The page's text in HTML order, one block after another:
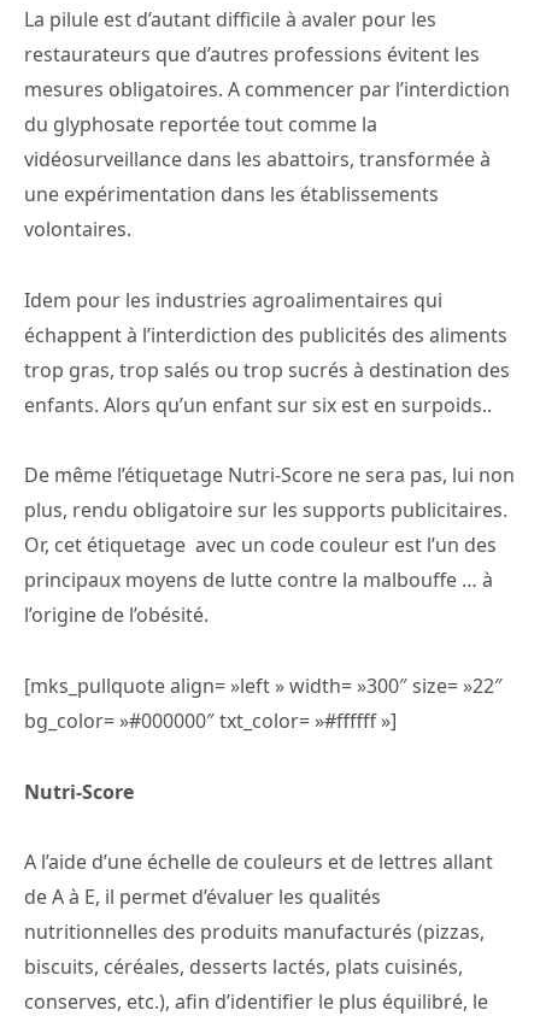
La pilule est d’autant difficile à avaler pour les
restaurateurs que d’autres professions évitent les
mesures obligatoires. A commencer par l’interdiction
du glyphosate reportée tout comme la
vidéosurveillance dans les abattoirs, transformée à
une expérimentation dans les établissements
volontaires.
Idem pour les industries agroalimentaires qui
échappent à l’interdiction des publicités des aliments
trop gras, trop salés ou trop sucrés à destination des
enfants. Alors qu’un enfant sur six est en surpoids..
De même l’étiquetage Nutri-Score ne sera pas, lui non
plus, rendu obligatoire sur les supports publicitaires.
Or, cet étiquetage avec un code couleur est l’un des
principaux moyens de lutte contre la malbouffe … à
l’origine de l’obésité.
[mks_pullquote align= »left » width= »300″ size= »22″
bg_color= »#000000″ txt_color= »#ffffff »]
Nutri-Score
A l’aide d’une échelle de couleurs et de lettres allant
de A à E, il permet d’évaluer les qualités
nutritionnelles des produits manufacturés (pizzas,
biscuits, céréales, desserts lactés, plats cuisinés,
conserves, etc.), afin d’identifier le plus équilibré, le